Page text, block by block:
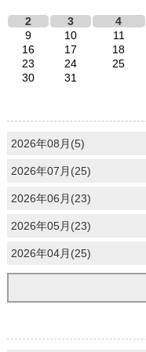
2
3 4
9
10 11
16
17 18
23
24 25
30
31
2026年08月(5)
2026年07月(25)
2026年06月(23)
2026年05月(23)
2026年04月(25)